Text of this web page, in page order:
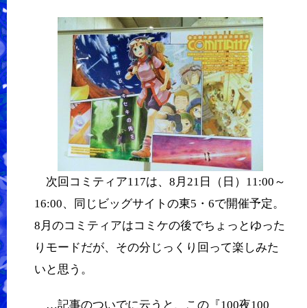
次回コミティア117は、8月21日（日）11:00～
16:00、同じビッグサイトの東5・6で開催予定。
8月のコミティアはコミケの後でちょっとゆった
りモードだが、その分じっくり回って楽しみた
いと思う。
…記事のついでに云うと、この『100夜100